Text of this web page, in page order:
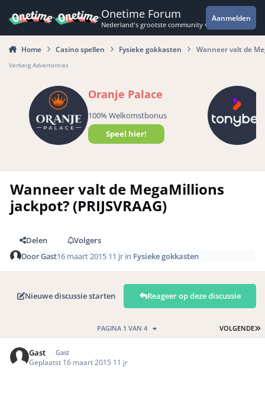
Onetime Forum
Nederland's grootste community voor de
Aanmelden
Home Casino spellen Fysieke gokkasten Wanneer valt de
Verberg Advertenties
Oranje Palace
100% Welkomstbonus
Speel hier!
Wanneer valt de MegaMillions
jackpot? (PRIJSVRAAG)
Delen
Volgers
DoorGast16 maart 2015 11 jr in Fysieke gokkasten
Nieuwe discussie starten Reageer op deze discussie
VOLGENDE
PAGINA 1 VAN 4
Gast Gast
Geplaatst 16 maart 2015 11 jr